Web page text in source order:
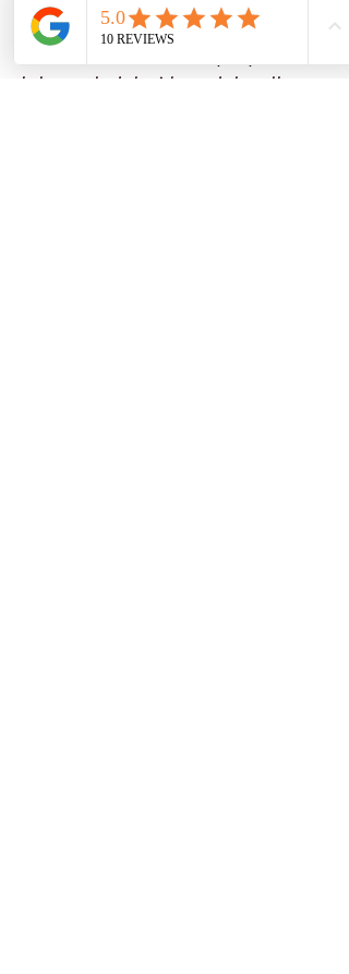
le courage et la vigilance. Il unit les
Français, surtout lors des grands
bel exemple de la richesse de la culture